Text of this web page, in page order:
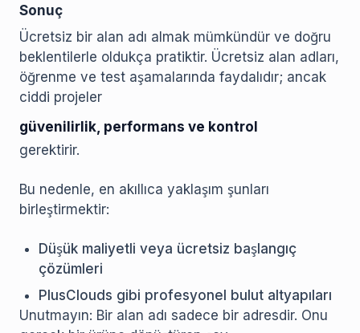
Sonuç
Ücretsiz bir alan adı almak mümkündür ve doğru
beklentilerle oldukça pratiktir. Ücretsiz alan adları,
öğrenme ve test aşamalarında faydalıdır; ancak
ciddi projeler
güvenilirlik, performans ve kontrol
gerektirir.
Bu nedenle, en akıllıca yaklaşım şunları
birleştirmektir:
Düşük maliyetli veya ücretsiz başlangıç
çözümleri
PlusClouds gibi profesyonel bulut altyapıları
Unutmayın: Bir alan adı sadece bir adresdir. Onu